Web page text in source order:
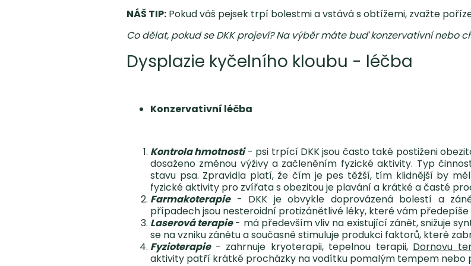
NÁŠ TIP: Pokud váš pejsek trpí bolestmi a vstává s obtížemi, zvažte
Co dělat, pokud se DKK projeví? Na výběr máte buď konzervativní nebo
Dysplazie kyčelního kloubu - léčba
Konzervativní léčba
Kontrola hmotnosti- psi trpící DKK jsou často také postiženi
dosaženo změnou výživy a začleněním fyzické aktivity. Typ
stavu psa. Zpravidla platí, že čím je pes těžší, tím klidnější by
fyzické aktivity pro zvířata s obezitou je plavání a krátké a časté
Farmakoterapie- DKK je obvykle doprovázená bolestí a
případech jsou nesteroidní protizánětlivé léky, které vám
Laserová terapie- má především vliv na existující zánět, snižuje
se na vzniku zánětu a současně stimuluje produkci faktorů, které
Fyzioterapie - zahrnuje kryoterapii, tepelnou terapii, Dornovu
aktivity patří krátké procházky na vodítku pomalým tempem nebo